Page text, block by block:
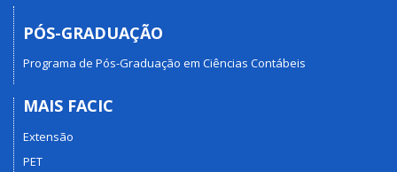
PÓS-GRADUAÇÃO
Programa de Pós-Graduação em Ciências Contábeis
MAIS FACIC
Extensão
PET